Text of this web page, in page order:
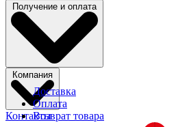
Получение и оплата
Доставка
Оплата
Возврат товара
Компания
Контакты